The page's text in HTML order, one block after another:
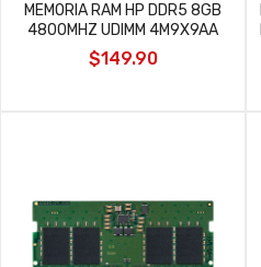
MEMORIA RAM HP DDR5 8GB
4800MHZ UDIMM 4M9X9AA
$149.90